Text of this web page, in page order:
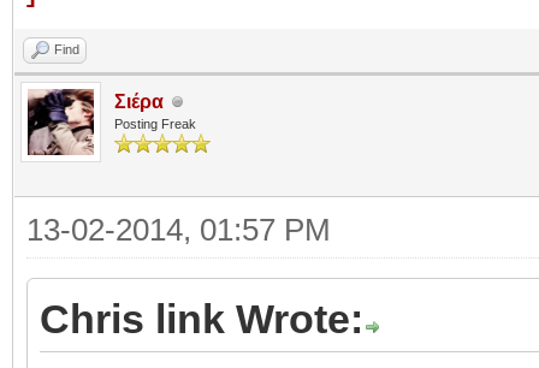
Find
Σιέρα
Posting Freak
13-02-2014, 01:57 PM
Chris link Wrote: